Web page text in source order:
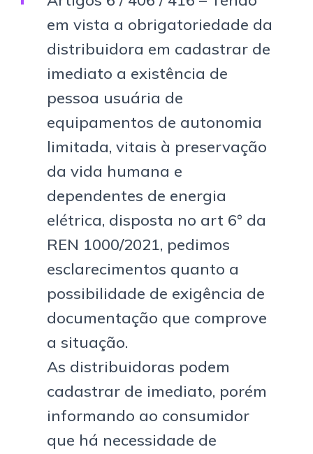
em vista a obrigatoriedade da
distribuidora em cadastrar de
imediato a existência de
pessoa usuária de
equipamentos de autonomia
limitada, vitais à preservação
da vida humana e
dependentes de energia
elétrica, disposta no art 6° da
REN 1000/2021, pedimos
esclarecimentos quanto a
possibilidade de exigência de
documentação que comprove
a situação.
As distribuidoras podem
cadastrar de imediato, porém
informando ao consumidor
que há necessidade de